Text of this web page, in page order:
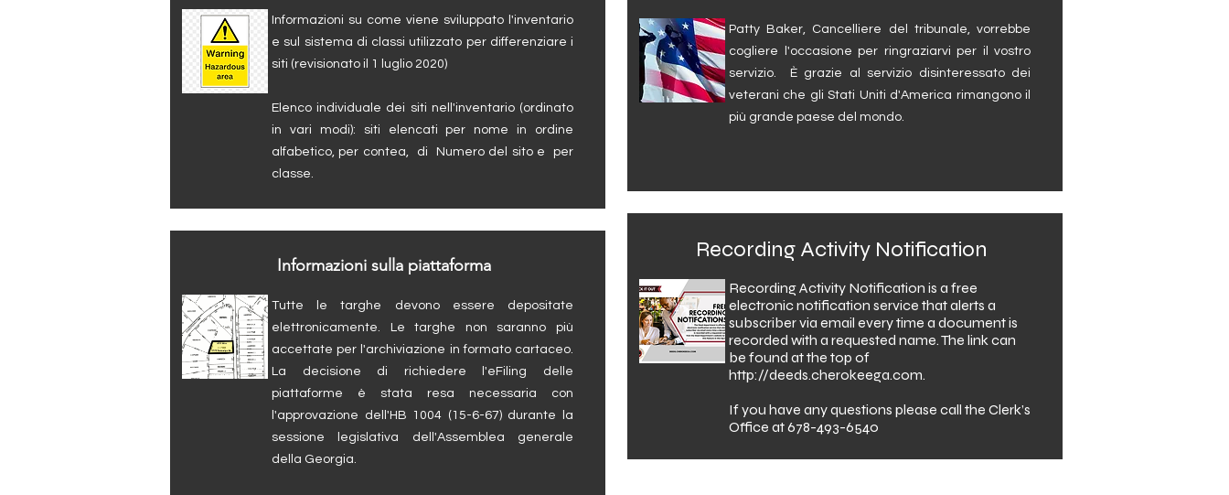
Informazioni su come viene sviluppato l'inventario
e sul sistema di classi utilizzato per differenziare i
siti (revisionato il 1 luglio 2020)
Elenco individuale dei siti nell'inventario (ordinato
in vari modi): siti elencati per nome in ordine
alfabetico, per contea,
di Numero del sito e
per
classe.
Informazioni sulla piattaforma
Tutte le targhe devono essere depositate
elettronicamente. Le targhe non saranno più
accettate per l'archiviazione in formato cartaceo.
La decisione di richiedere l'eFiling delle
piattaforme è stata resa necessaria con
l'approvazione dell'HB 1004 (15-6-67) durante la
sessione legislativa dell'Assemblea generale
della Georgia.
Patty Baker, Cancelliere del tribunale, vorrebbe
cogliere l'occasione per ringraziarvi per il vostro
servizio. È grazie al servizio disinteressato dei
veterani che gli Stati Uniti d'America rimangono il
più grande paese del mondo.
Recording Activity Notification
Recording Activity Notification is a free
electronic notification service that alerts a
subscriber via email every time a document is
recorded with a requested name. The link can
be found at the top of
http://deeds.cherokeega.com.
If you have any questions please call the Clerk’s
Office at 678-493-6540